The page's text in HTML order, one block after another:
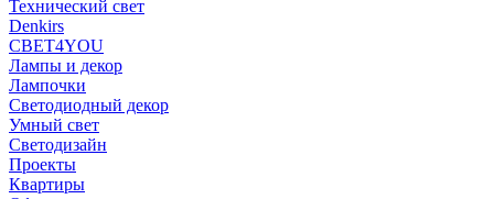
Технический свет
Denkirs
СВЕТ4YOU
Лампы и декор
Лампочки
Светодиодный декор
Умный свет
Светодизайн
Проекты
Квартиры